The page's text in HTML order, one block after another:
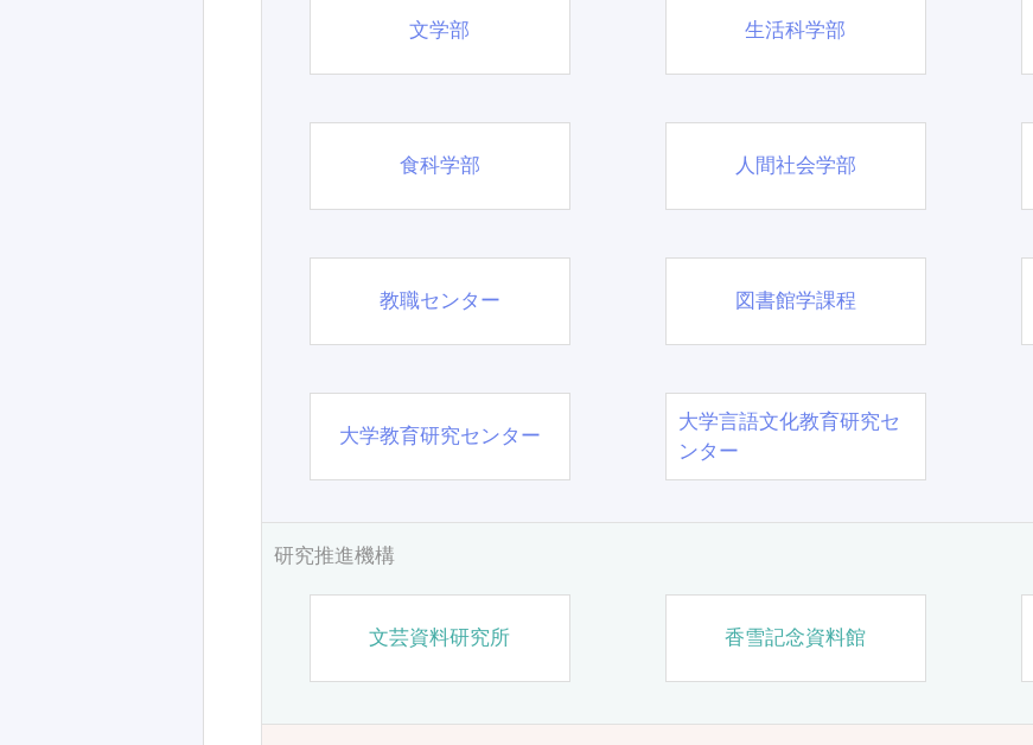
文学部 生活科学部
食科学部 人間社会学部
教職センター 図書館学課程
大学教育研究センター
大学言語文化教育研究セ
ンター
研究推進機構
文芸資料研究所 香雪記念資料館